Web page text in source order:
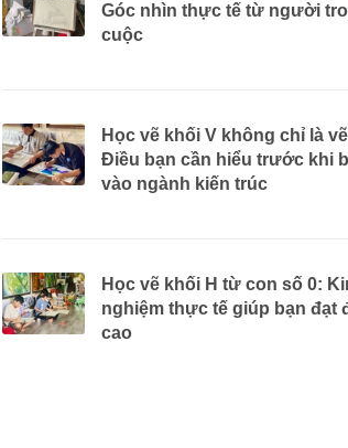
Góc nhìn thực tế từ người
cuộc
Học vẽ khối V không chỉ là
Điều bạn cần hiểu trước khi
vào ngành kiến trúc
Học vẽ khối H từ con số 0:
nghiệm thực tế giúp bạn đạt
cao